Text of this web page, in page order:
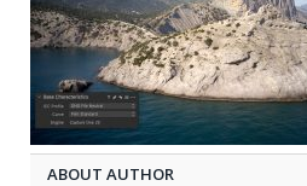
ABOUT AUTHOR